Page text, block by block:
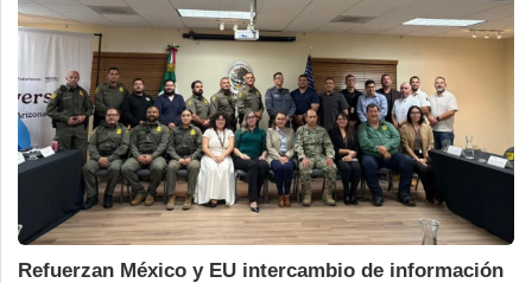
Refuerzan México y EU intercambio de información